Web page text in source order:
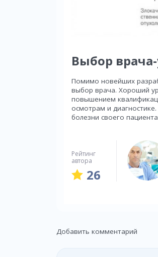
Выбор
Помимо новейших
выбор врача. Хороший
повышением
осмотрам и
болезни своего
Рейтинг
автора
26
Добавить комментарий